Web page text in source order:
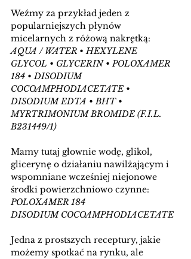
Weźmy za przykład jeden z
popularniejszych płynów
micelarnych z różową nakrętką:
AQUA / WATER • HEXYLENE
GLYCOL • GLYCERIN • POLOXAMER
184 • DISODIUM
COCOAMPHODIACETATE •
DISODIUM EDTA • BHT •
MYRTRIMONIUM BROMIDE (F.I.L.
B231449/1)
Mamy tutaj głownie wodę, glikol,
glicerynę o działaniu nawilżającym i
wspomniane wcześniej niejonowe
środki powierzchniowo czynne:
POLOXAMER 184
DISODIUM COCOAMPHODIACETATE
Jedna z prostszych receptury, jakie
możemy spotkać na rynku, ale